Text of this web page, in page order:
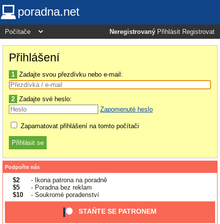
poradna.net
Neregistrovaný Přihlásit Registrovat
Přihlášení
1 Zadajte svou přezdívku nebo e-mail:
2 Zadajte své heslo:
Zapomenuté heslo
Zapamatovat přihlášení na tomto počítači
Podpořte nás
$2
- Ikona patrona na poradně
$5
- Poradna bez reklam
$10
- Soukromé poradenství
STAŇTE SE PATRONEM